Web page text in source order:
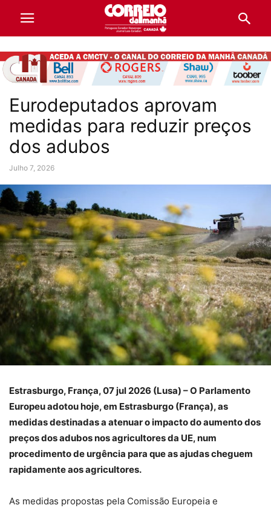
Eurodeputados aprovam
medidas para reduzir preços
dos adubos
Julho 7, 2026
Estrasburgo, França, 07 jul 2026 (Lusa) – O Parlamento
Europeu adotou hoje, em Estrasburgo (França), as
medidas destinadas a atenuar o impacto do aumento dos
preços dos adubos nos agricultores da UE, num
procedimento de urgência para que as ajudas cheguem
rapidamente aos agricultores.
As medidas propostas pela Comissão Europeia e